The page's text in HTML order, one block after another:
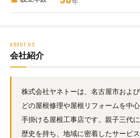
ABOUT US
会社紹介
株式会社ヤネトーは、名古屋市およ
どの屋根修理や屋根リフォームを中
手掛ける屋根工事店です。親子三代
歴史を持ち、地域に密着したサービ